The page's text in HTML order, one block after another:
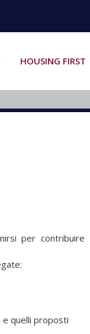
HOUSING FIRST
per contribuire
e quelli proposti